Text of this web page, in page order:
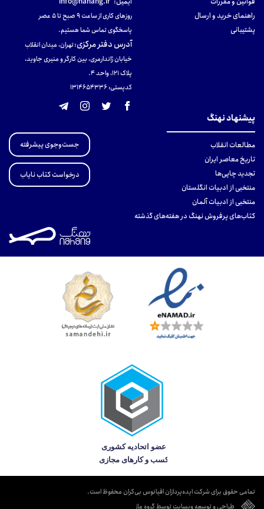
راهنمای خرید و ارسال
پشتیبانی
روزهای کاری از ساعت ۹ صبح تا ۵ عصر
پاسخگوی تماس شما هستیم.
آدرس دفتر مرکزی:تهران، میدان انقلاب
خیابان ژاندارمری، بین کارگر و منیری جاوید،
پلاک 121، واحد ۴.
کدپستی: 131465433۶
پیشنهاد نهنگ
مطالعات انقلاب
تاریخ معاصر ایران
تجدید چاپی‌ها
منتخبی از ادبیات انگلستان
منتخبی از ادبیات آلمان
کتاب‌های پرفروش نهنگ در هفته‌های گذشته
جست‌وجوی پیشرفته
درخواست کتاب نایاب
تمامی حقوق برای شرکت ایده‌پردازان اقیانوس بی‌کران محفوظ است.
طراحی و توسعه وبسایت توسط گروه ماز